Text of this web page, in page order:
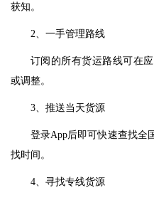
获知。
2、一手管理路线
订阅的所有货运路线可在
或调整。
3、推送当天货源
登录App后即可快速查找全
找时间。
4、寻找专线货源